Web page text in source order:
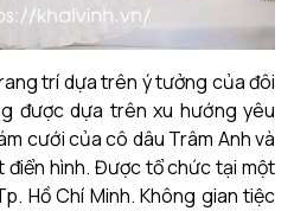
trí dựa trên ý tưởng của đôi
được dựa trên xu hướng yêu
cưới của cô dâu Trâm Anh và
điển hình. Được tổ chức tại một
Hồ Chí Minh. Không gian tiệc